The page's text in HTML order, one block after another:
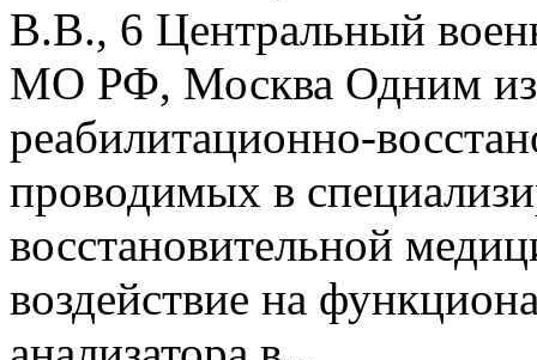
В.В., 6 Центральный
МО РФ, Москва Одним из
реабилитационно-
проводимых в
восстановительной
воздействие на